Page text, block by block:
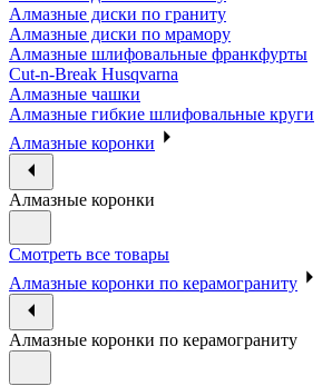
Алмазные диски по граниту
Алмазные диски по мрамору
Алмазные шлифовальные франкфурты
Cut-n-Break Husqvarna
Алмазные чашки
Алмазные гибкие шлифовальные круги
Алмазные коронки
Алмазные коронки
Смотреть все товары
Алмазные коронки по керамограниту
Алмазные коронки по керамограниту